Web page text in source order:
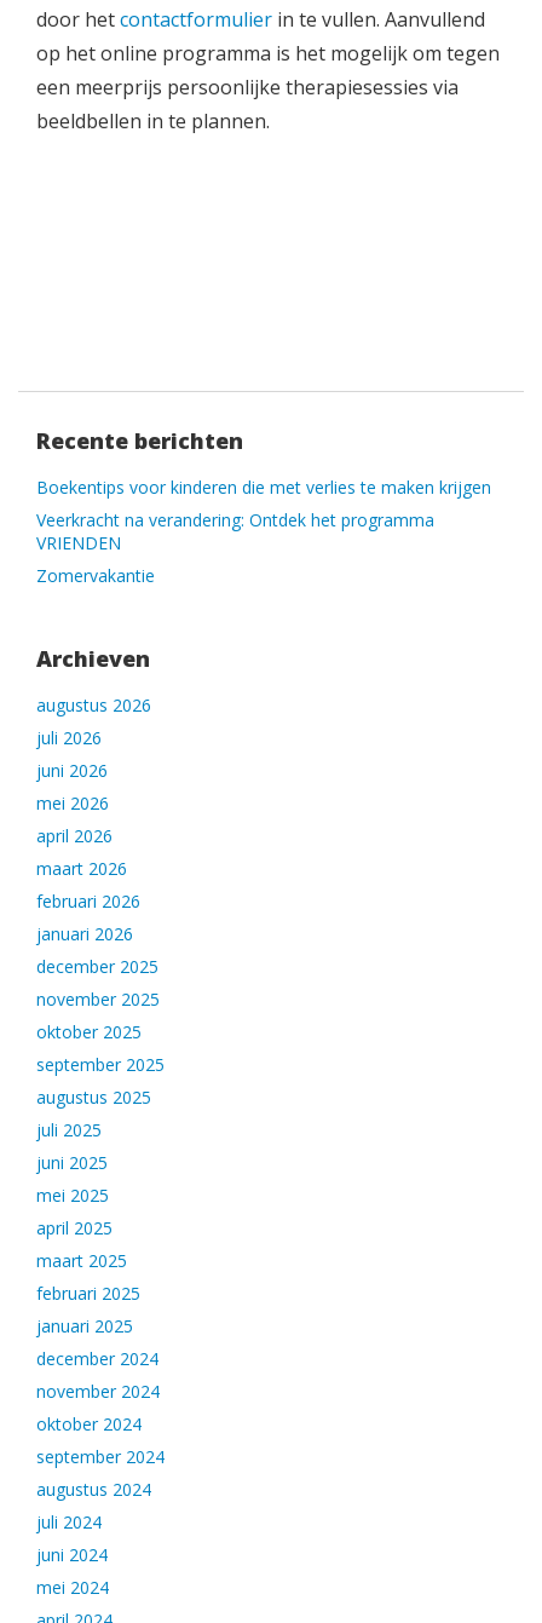
door hetcontactformulier in te vullen. Aanvullend
op het online programma is het mogelijk om tegen
een meerprijs persoonlijke therapiesessies via
beeldbellen in te plannen.
Recente berichten
Boekentips voor kinderen die met verlies te maken krijgen
Veerkracht na verandering: Ontdek het programma
VRIENDEN
Zomervakantie
Archieven
augustus 2026
juli 2026
juni 2026
mei 2026
april 2026
maart 2026
februari 2026
januari 2026
december 2025
november 2025
oktober 2025
september 2025
augustus 2025
juli 2025
juni 2025
mei 2025
april 2025
maart 2025
februari 2025
januari 2025
december 2024
november 2024
oktober 2024
september 2024
augustus 2024
juli 2024
juni 2024
mei 2024